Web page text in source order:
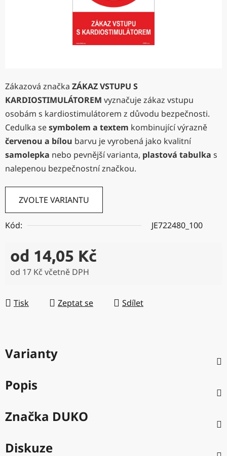
Zákazová značka ZÁKAZ VSTUPU S
KARDIOSTIMULÁTOREM vyznačuje zákaz vstupu
osobám s kardiostimulátorem z důvodu bezpečnosti.
Cedulka sesymbolem a textem kombinující výrazně
červenou a bílou barvu je vyrobená jako kvalitní
samolepka nebo pevnější varianta, plastová tabulka s
nalepenou bezpečnostní značkou.
ZVOLTE VARIANTU
Kód: JE722480_100
od 14,05 Kč
od 17 Kč včetně DPH
Tisk
Zeptat se Sdílet
Varianty
Popis
Značka DUKO
Diskuze